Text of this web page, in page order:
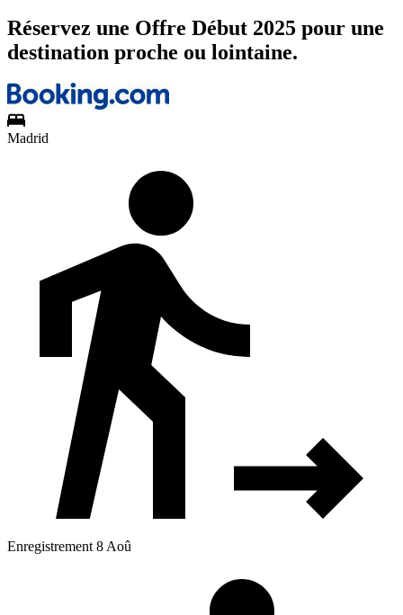
Réservez une Offre Début 2025 pour une
destination proche ou lointaine.
Madrid
Enregistrement 8 Aoû